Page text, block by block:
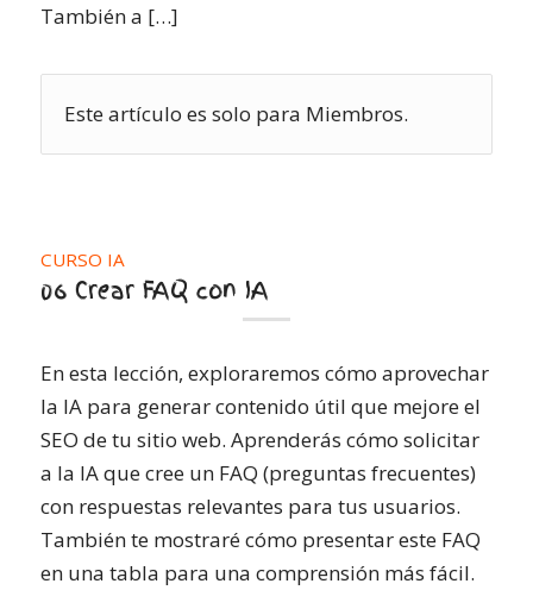
También a […]
Este artículo es solo para Miembros.
CURSO IA
06 Crear FAQ con IA
En esta lección, exploraremos cómo aprovechar
la IA para generar contenido útil que mejore el
SEO de tu sitio web. Aprenderás cómo solicitar
a la IA que cree un FAQ (preguntas frecuentes)
con respuestas relevantes para tus usuarios.
También te mostraré cómo presentar este FAQ
en una tabla para una comprensión más fácil.